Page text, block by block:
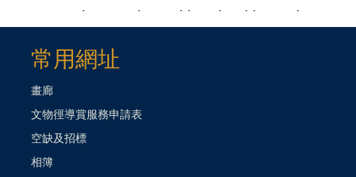
3Y Ng Yin Wang has achieved Gold Award
Bronze Award in the ‘5th Portrait Drawing
常用網址
畫廊
文物徑導賞服務申請表
空缺及招標
相簿